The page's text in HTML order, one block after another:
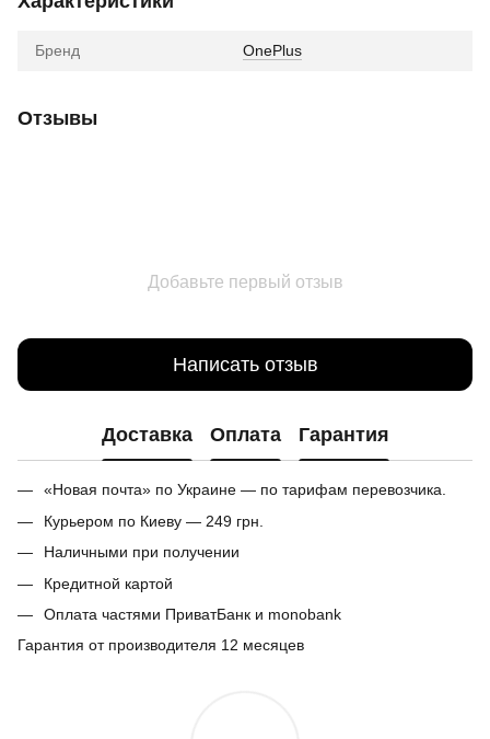
Бренд OnePlus
Отзывы
Добавьте первый отзыв
Написать отзыв
Доставка Оплата Гарантия
«Новая почта» по Украине — по тарифам перевозчика.
Курьером по Киеву — 249 грн.
Наличными при получении
Кредитной картой
Оплата частями ПриватБанк и monobank
Гарантия от производителя 12 месяцев